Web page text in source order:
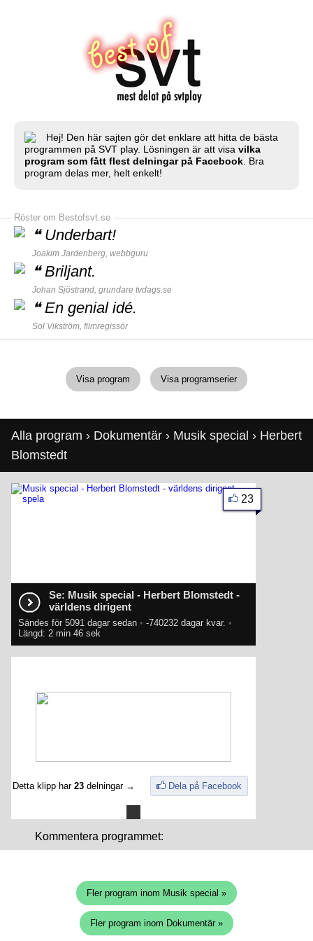
Hej! Den här sajten gör det enklare att hitta de bästa
programmen på SVT play. Lösningen är att visa vilka
program som fått flest delningar på Facebook . Bra
program delas mer, helt enkelt!
Röster om Bestofsvt.se
❝ Underbart!
Joakim Jardenberg, webbguru
❝Briljant.
Johan Sjöstrand, grundare tvdags.se
❝En genial idé.
Sol Vikström, filmregissör
Visa program Visa programserier
Alla program › Dokumentär › Musik special › Herbert
Blomstedt
Se: Musik special - Herbert Blomstedt -
världens dirigent
Sändes för 5091 dagar sedan • -740232 dagar kvar. •
Längd: 2 min 46 sek
23
Detta klipp har 23delningar → Dela på Facebook
Kommentera programmet:
Fler program inom Musik special »
Fler program inom Dokumentär »